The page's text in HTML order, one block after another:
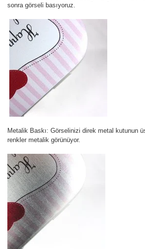
sonra görseli basıyoruz.
Metalik Baskı: Görselinizi direk metal kutunun
renkler metalik görünüyor.